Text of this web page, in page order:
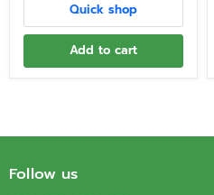
Quick shop
Add to cart
Follow us